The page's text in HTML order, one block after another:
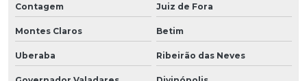
Contagem Juiz de Fora
Montes Claros Betim
Uberaba Ribeirão das Neves